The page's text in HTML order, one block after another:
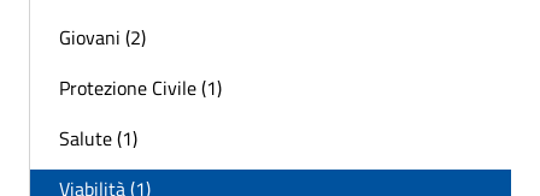
Giovani (2)
Protezione Civile (1)
Salute (1)
Viabilità (1)